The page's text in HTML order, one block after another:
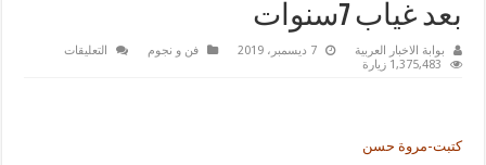
بعد غياب 7سنوات
بوابة الاخبار العربية 7 ديسمبر، 2019 فن و نجوم التعليقات
1,375,483 زيارة
كتبت-مروة حسن